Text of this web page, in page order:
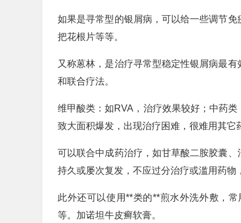
如果是寻常型的银屑病，可以给一些调节
把花根片等等。
又称蒽林，是治疗寻常型稳定性银屑病最
和联合疗法。
维甲酸类：如RVA，治疗效果较好；中药
致大面积爆发，出现治疗困难，很难用其它
可以联合中成药治疗，如甘草酸二胺胶囊
持久或屡次复发，不应过分治疗或滥用药物
此外还可以使用**类的**煎水外洗外敷，
等。加诺坦牛皮癣软膏。